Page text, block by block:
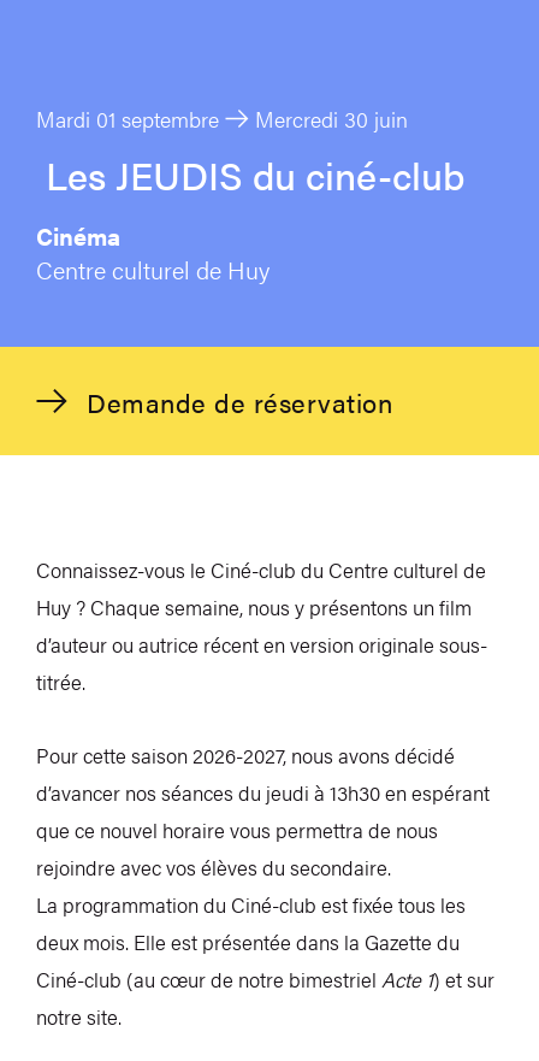
Mardi 01 septembre Mercredi 30 juin
Les JEUDIS du ciné-club
Cinéma
Centre culturel de Huy
Demande de réservation
Connaissez-vous le Ciné-club du Centre culturel de
Huy ? Chaque semaine, nous y présentons un film
d’auteur ou autrice récent en version originale sous-
titrée.
Pour cette saison 2026-2027, nous avons décidé
d’avancer nos séances du jeudi à 13h30 en espérant
que ce nouvel horaire vous permettra de nous
rejoindre avec vos élèves du secondaire.
La programmation du Ciné-club est fixée tous les
deux mois. Elle est présentée dans la Gazette du
Ciné-club (au cœur de notre bimestriel Acte 1) et sur
notre site.